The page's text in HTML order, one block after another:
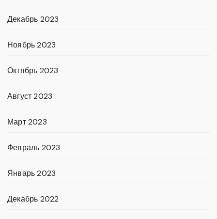
Декабрь 2023
Ноябрь 2023
Октябрь 2023
Август 2023
Март 2023
Февраль 2023
Январь 2023
Декабрь 2022